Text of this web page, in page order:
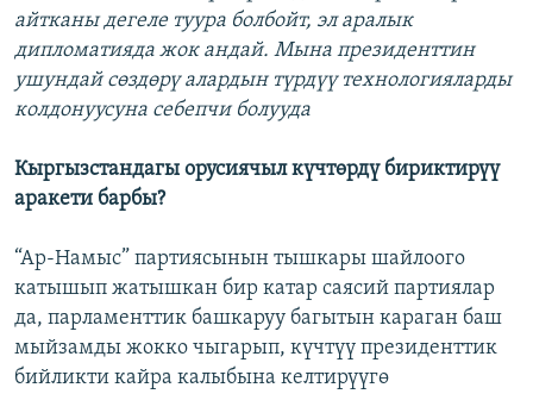
айтканы дегеле туура болбойт, эл аралык
дипломатияда жок андай. Мына президенттин
ушундай сөздөрү алардын түрдүү технологияларды
колдонуусуна себепчи болууда
Кыргызстандагы орусиячыл күчтөрдү бириктирүү
аракети барбы?
“Ар-Намыс” партиясынын тышкары шайлоого
катышып жатышкан бир катар саясий партиялар
да, парламенттик башкаруу багытын караган баш
мыйзамды жокко чыгарып, күчтүү президенттик
бийликти кайра калыбына келтирүүгө